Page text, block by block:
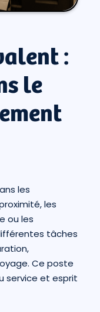
:
le
les
les
ou les
tâches
Ce poste
service et esprit